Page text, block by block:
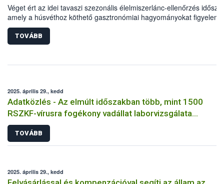
Véget ért az idei tavaszi szezonális élelmiszerlánc-ellenőrzés
amely a húsvéthoz köthető gasztronómiai hagyományokat
véve, az ünnepi időszakban leginkább keresett élelmiszerek
fókuszálva – március 24. és április 18. között zajlott. A vizsgálatokat
területi élelmiszerlánc-felügyeleti szervek hatósági ellenőrei
tavaszi akció során közel 2 tonnányi élelmiszertételt vont ki a
TOVÁBB
2025. április 29., kedd
Adatközlés - Az elmúlt időszakban több, mint 1500
RSZKF-vírusra fogékony vadállat laborvizsgálata
történt meg, mind negatív
TOVÁBB
2025. április 29., kedd